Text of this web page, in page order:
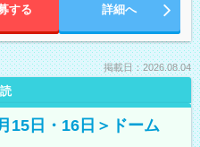
する 詳細へ
掲載日：2026.08.04
15日・16日＞ドーム